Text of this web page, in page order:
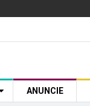
ANUNCIE